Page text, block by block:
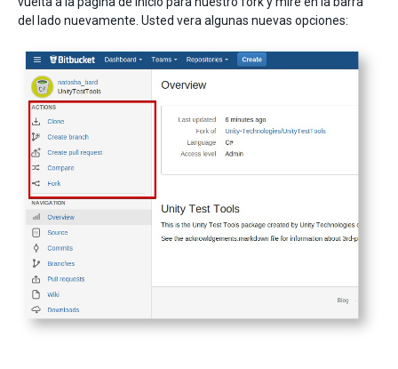
del lado nuevamente. Usted vera algunas nuevas opciones: